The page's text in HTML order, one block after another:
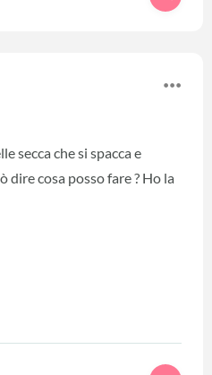
secca che si spacca e
dire cosa posso fare ? Ho la